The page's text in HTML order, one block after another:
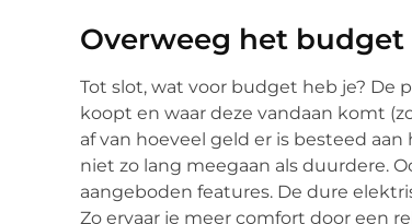
Overweeg het
Tot slot, wat voor budget heb je? De
koopt en waar deze vandaan komt
af van hoeveel geld er is besteed
niet zo lang meegaan als duurdere.
aangeboden features. De dure
Zo ervaar je meer comfort door een